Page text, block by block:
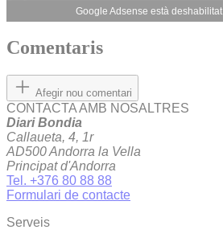
Google Adsense està deshabilitat.
Comentaris
Afegir nou comentari
CONTACTA AMB NOSALTRES
Diari Bondia
Callaueta, 4, 1r
AD500 Andorra la Vella
Principat d'Andorra
Tel. +376 80 88 88
Formulari de contacte
Serveis